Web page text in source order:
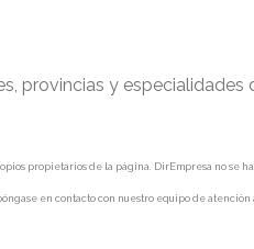
provincias y
propietarios de la página. DirEmpresa no se
en contacto con nuestro equipo de